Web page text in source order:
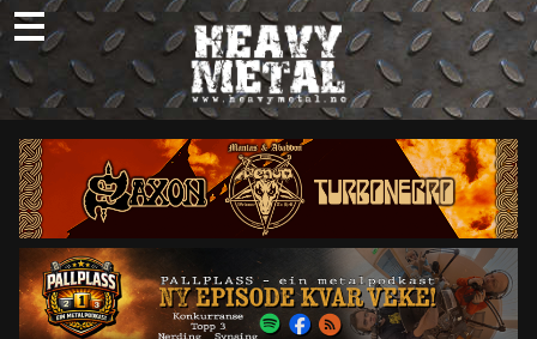
Skip
to
content
Nyheter
Omtaler
Intervjuer
Om oss
Abonner